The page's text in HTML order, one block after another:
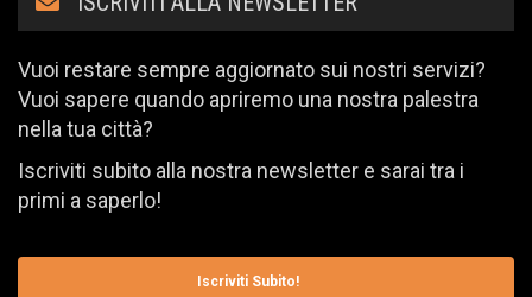
Vuoi restare sempre aggiornato sui nostri servizi?
Vuoi sapere quando apriremo una nostra palestra
nella tua città?
Iscriviti subito alla nostra newsletter e sarai tra i
primi a saperlo!
Iscriviti Subito!